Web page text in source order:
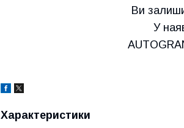
Ви
У
Характеристики